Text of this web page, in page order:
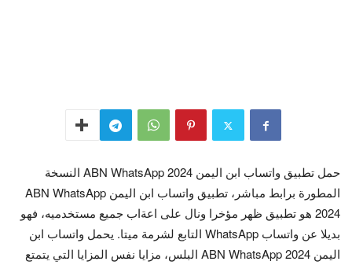
حمل تطبيق واتساب ابن اليمن ABN WhatsApp 2024 النسخة
المطورة برابط مباشر، تطبيق واتساب ابن اليمن ABN WhatsApp
2024 هو تطبيق ظهر مؤخرا ونال على اعةاب جميع مستخدميه، فهو
بديلا عن واتساب WhatsApp التابع لشرمة ميتا. يحمل واتساب ابن
اليمن ABN WhatsApp 2024 البلس، مزايا نفس المزايا التي يتمتع